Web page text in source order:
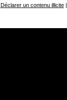
Déclarer un contenu illicite|